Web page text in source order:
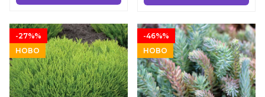
-27%%
НОВО
-46%%
НОВО